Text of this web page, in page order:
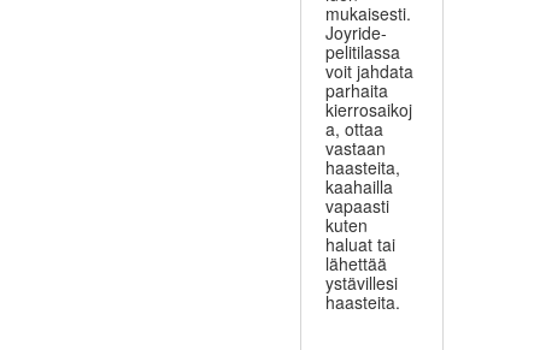
mukaisesti.
Joyride-
pelitilassa
voit jahdata
parhaita
kierrosaikoj
a, ottaa
vastaan
haasteita,
kaahailla
vapaasti
kuten
haluat tai
lähettää
ystävillesi
haasteita.